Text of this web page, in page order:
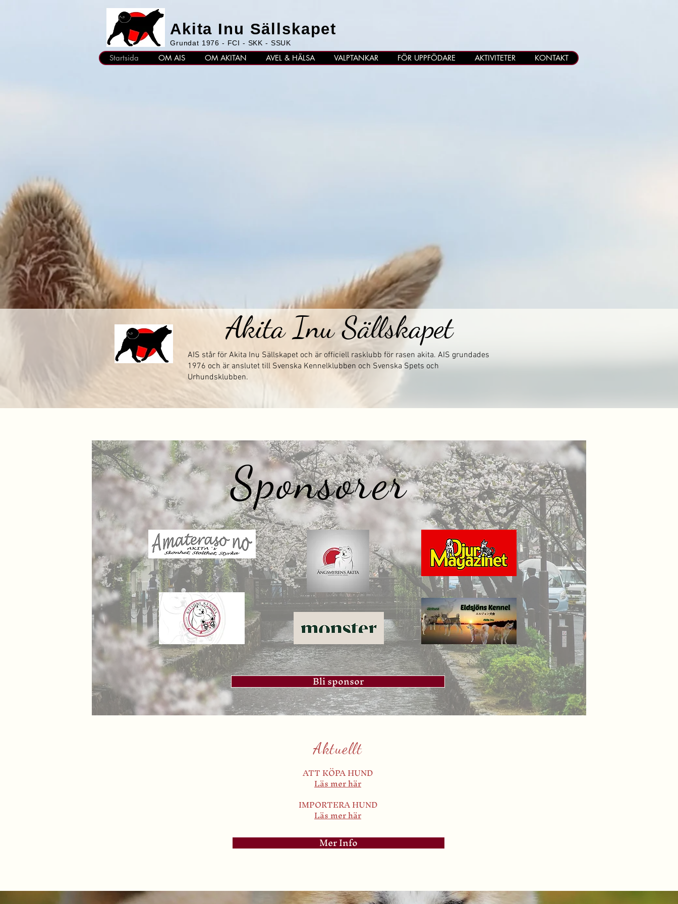
Akita Inu Sällskapet
Grundat 1976 - FCI - SKK - SSUK
Startsida OM AIS OM AKITAN AVEL & HÄLSA VALPTANKAR FÖR UPPFÖDARE AKTIVITETER KONTAKT
Akita Inu Sällskapet
AIS står för Akita Inu Sällskapet och är officiell rasklubb för rasen akita. AIS grundades
1976 och är anslutet till Svenska Kennelklubben och Svenska Spets och
Urhundsklubben.
Sponsorer
Bli sponsor
Aktuellt
ATT KÖPA HUND
Läs mer här
IMPORTERA HUND
Läs mer här
Mer Info